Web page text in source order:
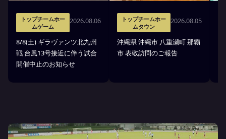
トップチームホー
ムゲーム
2026.08.06
8/8(土) ギラヴァンツ北九州
戦 台風13号接近に伴う試合
開催中止のお知らせ
トップチームホー
ムタウン
2026.08.05
沖縄県 沖縄市 八重瀬町 那覇
市 表敬訪問のご報告